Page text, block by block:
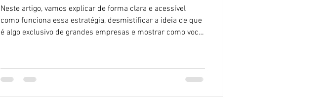
Neste artigo, vamos explicar de forma clara e acessível
como funciona essa estratégia, desmistificar a ideia de que
é algo exclusivo de grandes empresas e mostrar como você,
orçamentos enxutos. Além de apresentar a parte técnica
(sem complicar), também vamos refletir sobre o lado ético